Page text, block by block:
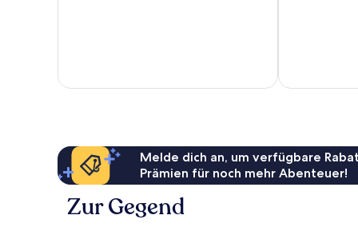
Melde dich an, um verfügbare
Prämien für noch mehr Abenteuer!
Zur Gegend